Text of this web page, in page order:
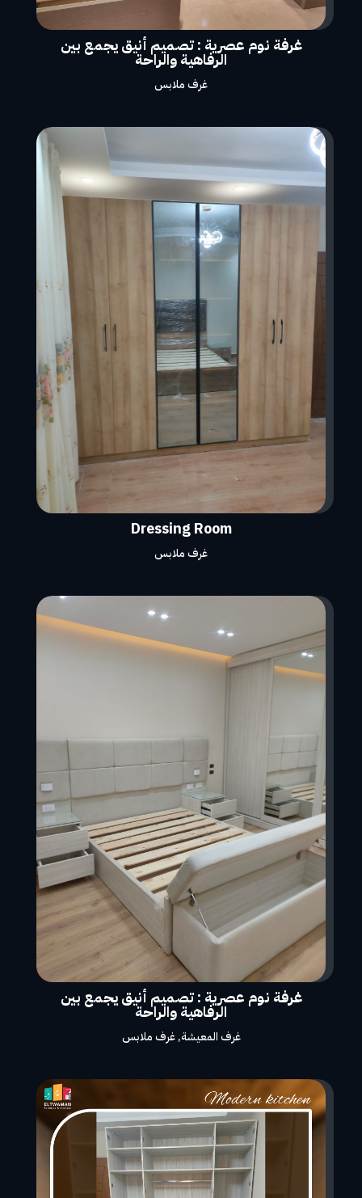
غرفة نوم عصرية : تصميم أنيق يجمع بين
الرفاهية والراحة
غرف ملابس
Dressing Room
غرف ملابس
غرفة نوم عصرية : تصميم أنيق يجمع بين
الرفاهية والراحة
غرف المعيشة,غرف ملابس